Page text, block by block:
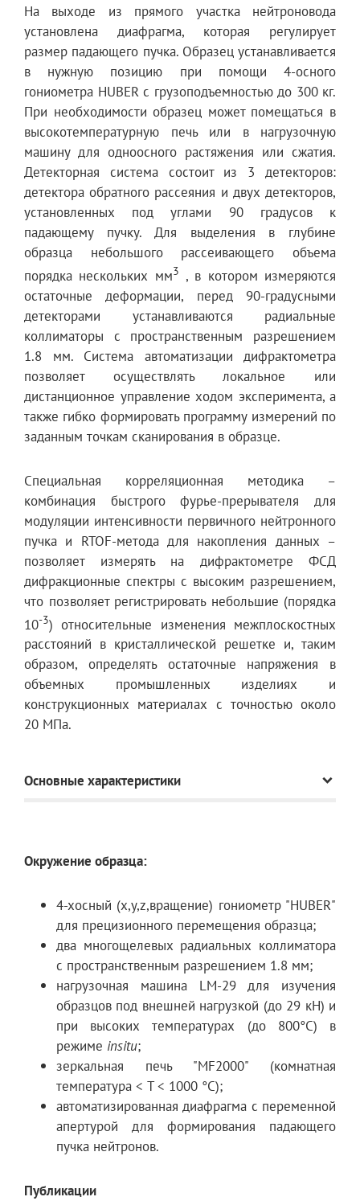
На выходе из прямого участка нейтроновода
установлена диафрагма, которая регулирует
размер падающего пучка. Образец устанавливается
в нужную позицию при помощи 4-осного
гониометра HUBER с грузоподъемностью до 300 кг.
При необходимости образец может помещаться в
высокотемпературную печь или в нагрузочную
машину для одноосного растяжения или сжатия.
Детекторная система состоит из 3 детекторов:
детектора обратного рассеяния и двух детекторов,
установленных под углами 90 градусов к
падающему пучку. Для выделения в глубине
образца небольшого рассеивающего объема
порядка нескольких мм3 , в котором измеряются
остаточные деформации, перед 90-градусными
детекторами устанавливаются радиальные
коллиматоры с пространственным разрешением
1.8 мм. Система автоматизации дифрактометра
позволяет осуществлять локальное или
дистанционное управление ходом эксперимента, а
также гибко формировать программу измерений по
заданным точкам сканирования в образце.
Специальная корреляционная методика –
комбинация быстрого фурье-прерывателя для
модуляции интенсивности первичного нейтронного
пучка и RTOF-метода для накопления данных –
позволяет измерять на дифрактометре ФСД
дифракционные спектры с высоким разрешением,
что позволяет регистрировать небольшие (порядка
10-3) относительные изменения межплоскостных
расстояний в кристаллической решетке и, таким
образом, определять остаточные напряжения в
объемных промышленных изделиях и
конструкционных материалах с точностью около
20 МПа.
Основные характеристики
Изогнутый нейтроновод
длина 19 м
радиус кривизны 2864.8 м
Прямой нейтроновод
зеркальный, с
Окружение образца:
4-хосный (x,y,z,вращение) гониометр "HUBER"
для прецизионного перемещения образца;
два многощелевых радиальных коллиматора
с пространственным разрешением 1.8 мм;
нагрузочная машина LM-29 для изучения
образцов под внешней нагрузкой (до 29 кН) и
при высоких температурах (до 800°C) в
режиме insitu;
зеркальная печь "MF2000" (комнатная
температура < T < 1000 °C);
автоматизированная диафрагма с переменной
апертурой для формирования падающего
пучка нейтронов.
Публикации